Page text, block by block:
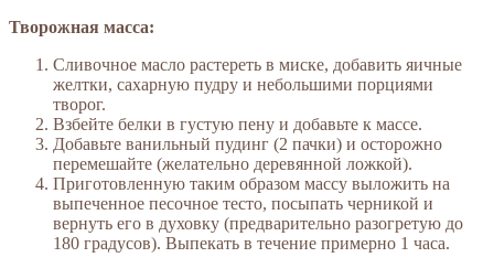
Творожная масса:
Сливочное масло растереть в миске, добавить яичные
желтки, сахарную пудру и небольшими порциями
творог.
Взбейте белки в густую пену и добавьте к массе.
Добавьте ванильный пудинг (2 пачки) и осторожно
перемешайте (желательно деревянной ложкой).
Приготовленную таким образом массу выложить на
выпеченное песочное тесто, посыпать черникой и
вернуть его в духовку (предварительно разогретую до
180 градусов). Выпекать в течение примерно 1 часа.